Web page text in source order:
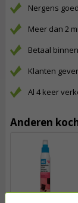
Nergens
Meer dan 2
Betaal
Klanten
Al 4 keer
Anderen